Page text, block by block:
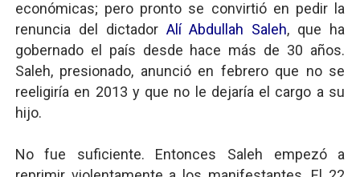
económicas; pero pronto se convirtió en pedir la
renuncia del dictador Alí Abdullah Saleh, que ha
gobernado el país desde hace más de 30 años.
Saleh, presionado, anunció en febrero que no se
reeligiría en 2013 y que no le dejaría el cargo a su
hijo.
No fue suficiente. Entonces Saleh empezó a